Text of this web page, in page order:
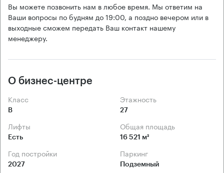
Вы можете позвонить нам в любое время. Мы ответим на
Ваши вопросы по будням до 19:00, а поздно вечером или в
выходные сможем передать Ваш контакт нашему
менеджеру.
О бизнес-центре
Класс
B
Этажность
27
Лифты
Есть
Общая площадь
16 521 м²
Год постройки
2027
Паркинг
Подземный